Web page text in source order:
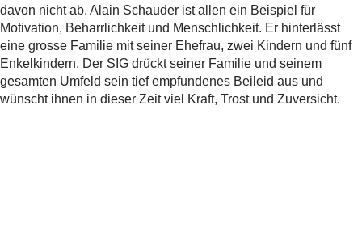
davon nicht ab. Alain Schauder ist allen ein Beispiel für
Motivation, Beharrlichkeit und Menschlichkeit. Er hinterlässt
eine grosse Familie mit seiner Ehefrau, zwei Kindern und fünf
Enkelkindern. Der SIG drückt seiner Familie und seinem
gesamten Umfeld sein tief empfundenes Beileid aus und
wünscht ihnen in dieser Zeit viel Kraft, Trost und Zuversicht.